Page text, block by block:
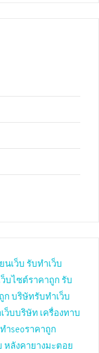
นเว็บ รับทำเว็บ
ว็บไซต์ราคาถูก รับ
ก บริษัทรับทำเว็บ
ว็บบริษัท เครื่องทาบ
ทำseoราคาถูก
หลังคายางมะตอย